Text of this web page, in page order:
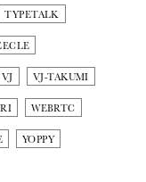
TYPETALK
VJ VJ-TAKUMI
WEBRTC
YOPPY